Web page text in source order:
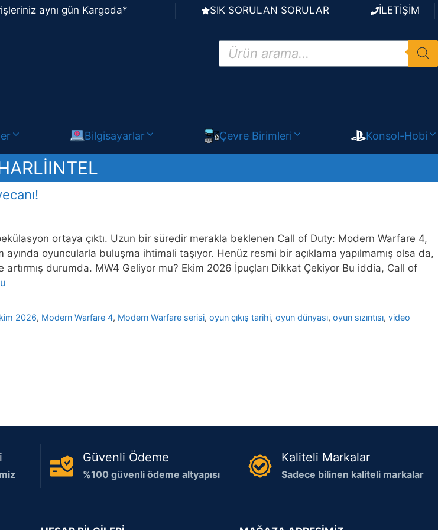
aynı gün Kargoda* SIK SORULAN SORULAR İLETİŞİM
Products
search
Bilgisayarlar Çevre Birimleri Konsol-Hobi
ortaya çıktı. Uzun bir süredir merakla beklenen Call of Duty: Modern Warfare 4,
ayında oyuncularla buluşma ihtimali taşıyor. Henüz resmi bir açıklama yapılmamış olsa da,
artırmış durumda. MW4 Geliyor mu? Ekim 2026 İpuçları Dikkat Çekiyor Bu iddia, Call of
2026, Modern Warfare 4, Modern Warfare serisi,oyun çıkış tarihi,oyun dünyası,oyun sızıntısı,video
Güvenli Ödeme
%100 güvenli ödeme altyapısı
Kaliteli Markalar
Sadece bilinen kaliteli markalar